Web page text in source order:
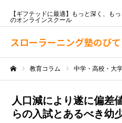
スローラーニング塾のびて
【ギフテッドに最適】もっと深く、も
のオンラインスクール
教育コラム 中学・高校・大
人口減により遂に偏差
らの入試とあるべき幼